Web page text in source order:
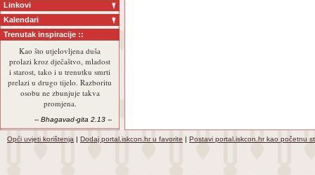
Linkovi
Kalendari
Trenutak inspiracije ::
Kao što utjelovljena duša
prolazi kroz dječaštvo, mladost
i starost, tako i u trenutku smrti
prelazi u drugo tijelo. Razboritu
osobu ne zbunjuje takva
promjena.
-- Bhagavad-gita 2.13 --
Opći uvjeti korištenja | Dodaj portal.iskcon.hr u favorite | Postavi portal.iskcon.hr kao početnu